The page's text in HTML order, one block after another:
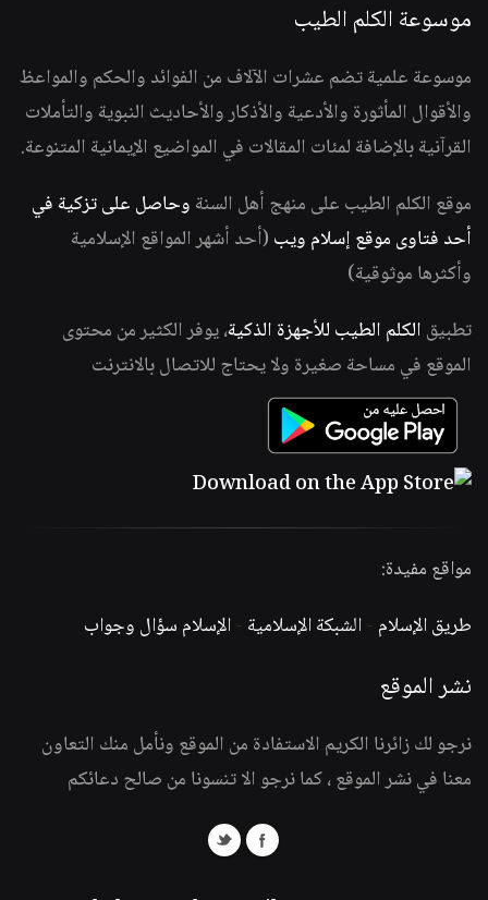
موسوعة الكلم الطيب
موسوعة علمية تضم عشرات الآلاف من الفوائد والحكم والمواعظ
والأقوال المأثورة والأدعية والأذكار والأحاديث النبوية والتأملات
القرآنية بالإضافة لمئات المقالات في المواضيع الإيمانية المتنوعة.
موقع الكلم الطيب على منهج أهل السنة وحاصل على تزكية في
أحد فتاوى موقع إسلام ويب (أحد أشهر المواقع الإسلامية
وأكثرها موثوقية)
تطبيق الكلم الطيب للأجهزة الذكية، يوفر الكثير من محتوى
الموقع في مساحة صغيرة ولا يحتاج للاتصال بالانترنت
مواقع مفيدة:
طريق الإسلام -الشبكة الإسلامية -الإسلام سؤال وجواب
نشر الموقع
نرجو لك زائرنا الكريم الاستفادة من الموقع ونأمل منك التعاون
معنا في نشر الموقع ، كما نرجو الا تنسونا من صالح دعائكم